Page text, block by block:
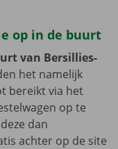
op in de buurt
van Bersillies-
het namelijk
bereikt via het
op te
dan
achter op de site